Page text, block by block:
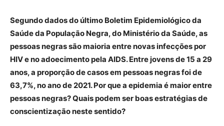
Segundo dados do último Boletim Epidemiológico da
Saúde da População Negra, do Ministério da Saúde, as
pessoas negras são maioria entre novas infecções por
HIV e no adoecimento pela AIDS. Entre jovens de 15 a 29
anos, a proporção de casos em pessoas negras foi de
63,7%, no ano de 2021. Por que a epidemia é maior entre
pessoas negras? Quais podem ser boas estratégias de
conscientização neste sentido?